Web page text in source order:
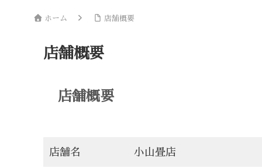
ホーム 店舗概要
店舗概要
店舗概要
店舗名 小山畳店